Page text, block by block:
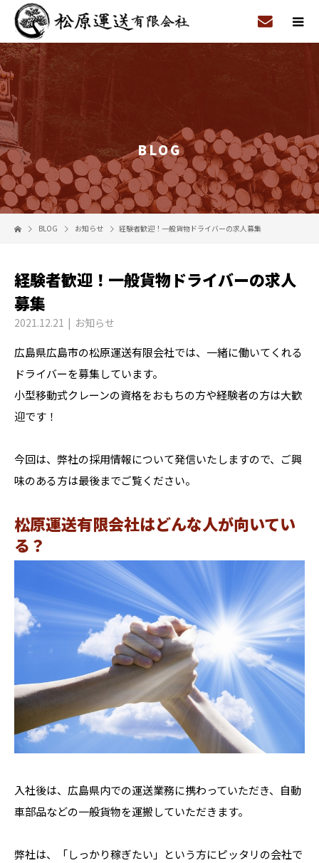
BLOG
BLOG お知らせ 経験者歓迎！一般貨物ドライバーの求人募集
経験者歓迎！一般貨物ドライバーの求人
募集
2021.12.21 お知らせ
広島県広島市の松原運送有限会社では、一緒に働いてくれる
ドライバーを募集しています。
小型移動式クレーンの資格をおもちの方や経験者の方は大歓
迎です！
今回は、弊社の採用情報について発信いたしますので、ご興
味のある方は最後までご覧ください。
松原運送有限会社はどんな人が向いてい
る？
入社後は、広島県内での運送業務に携わっていただき、自動
車部品などの一般貨物を運搬していただきます。
弊社は、「しっかり稼ぎたい」という方にピッタリの会社で